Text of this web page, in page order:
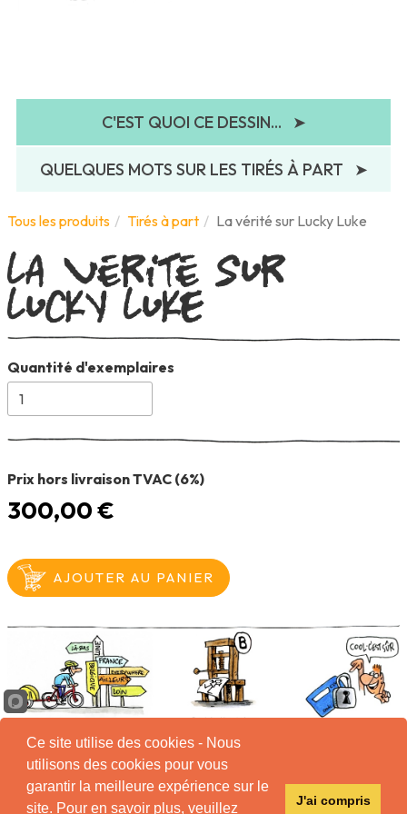
C'EST QUOI CE DESSIN... ➤
QUELQUES MOTS SUR LES TIRÉS À PART ➤
Tous les produits Tirés à part La vérité sur Lucky Luke
La vérité sur
Lucky Luke
Quantité d'exemplaires
Prix hors livraison TVAC (6%)
300,00 €
Tous
droits
Ce site utilise des cookies - Nous
utilisons des cookies pour vous
garantir la meilleure expérience sur le
site. Pour en savoir plus, veuillez
J'ai compris